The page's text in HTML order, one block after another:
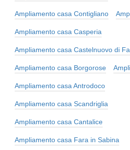
Ampliamento casa Contigliano
Ampliamento casa Casperia
Ampliamento casa Castelnuovo di
Ampliamento casa Borgorose
Ampliamento casa Antrodoco
Ampliamento casa Scandriglia
Ampliamento casa Cantalice
Ampliamento casa Fara in Sabina